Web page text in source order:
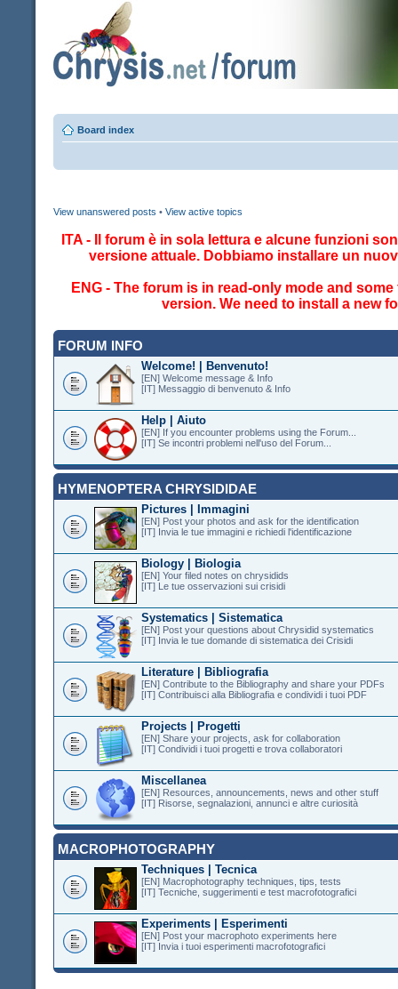
Board index
View unanswered posts • View active topics
ITA - Il forum è in sola lettura e alcune funzioni
versione attuale. Dobbiamo installare un
ENG - The forum is in read-only mode and
version. We need to install a new
FORUM INFO
Welcome! | Benvenuto!
[EN] Welcome message & Info
[IT] Messaggio di benvenuto & Info
Help | Aiuto
[EN] If you encounter problems using the Forum...
[IT] Se incontri problemi nell'uso del Forum...
HYMENOPTERA CHRYSIDIDAE
Pictures | Immagini
[EN] Post your photos and ask for the identification
[IT] Invia le tue immagini e richiedi l'identificazione
Biology | Biologia
[EN] Your filed notes on chrysidids
[IT] Le tue osservazioni sui crisidi
Systematics | Sistematica
[EN] Post your questions about Chrysidid systematics
[IT] Invia le tue domande di sistematica dei Crisidi
Literature | Bibliografia
[EN] Contribute to the Bibliography and share your PDFs
[IT] Contribuisci alla Bibliografia e condividi i tuoi PDF
Projects | Progetti
[EN] Share your projects, ask for collaboration
[IT] Condividi i tuoi progetti e trova collaboratori
Miscellanea
[EN] Resources, announcements, news and other stuff
[IT] Risorse, segnalazioni, annunci e altre curiosità
MACROPHOTOGRAPHY
Techniques | Tecnica
[EN] Macrophotography techniques, tips, tests
[IT] Tecniche, suggerimenti e test macrofotografici
Experiments | Esperimenti
[EN] Post your macrophoto experiments here
[IT] Invia i tuoi esperimenti macrofotografici